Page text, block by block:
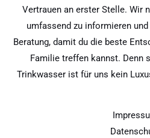
Vertrauen an erster Stelle. Wir
umfassend zu informieren
Beratung, damit du die beste
Familie treffen kannst. Denn
Trinkwasser ist für uns kein